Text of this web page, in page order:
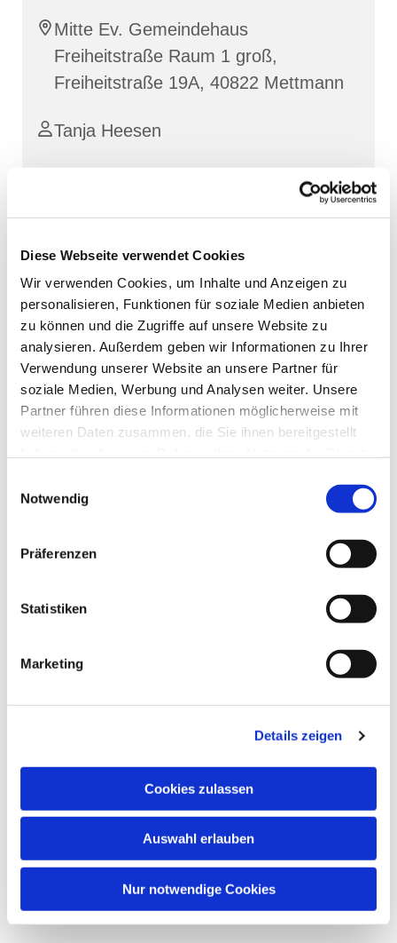
Diese Webseite verwendet Cookies
Wir verwenden Cookies, um Inhalte und Anzeigen zu
personalisieren, Funktionen für soziale Medien anbieten
zu können und die Zugriffe auf unsere Website zu
analysieren. Außerdem geben wir Informationen zu Ihrer
Verwendung unserer Website an unsere Partner für
soziale Medien, Werbung und Analysen weiter. Unsere
Partner führen diese Informationen möglicherweise mit
weiteren Daten zusammen, die Sie ihnen bereitgestellt
Notwendig
Präferenzen
Statistiken
Marketing
Details zeigen
Cookies zulassen
Auswahl erlauben
Nur notwendige Cookies
Mitte Ev. Gemeindehaus
Freiheitstraße Raum 1 groß,
Freiheitstraße 19A, 40822 Mettmann
Tanja Heesen